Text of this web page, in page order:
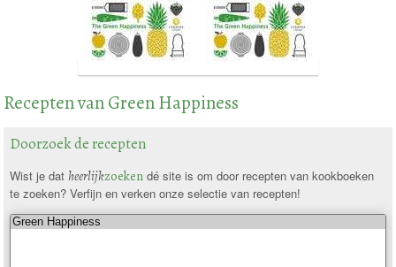
Recepten van Green Happiness
Doorzoek de recepten
Wist je dat heerlijkzoekendé site is om door recepten van kookboeken
te zoeken? Verfijn en verken onze selectie van recepten!